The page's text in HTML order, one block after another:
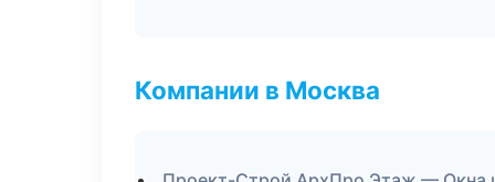
Компании в Москва